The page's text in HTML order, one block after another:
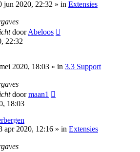
jun 2020, 22:32 » in Extensies
doorAbeloos
22:32
2020, 18:03 » in 3.3 Support
doormaan1
18:03
apr 2020, 12:16 » in Extensies